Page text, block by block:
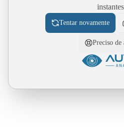
Tentar novamente
Preciso de